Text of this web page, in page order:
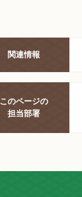
関連情報
このページの
担当部署